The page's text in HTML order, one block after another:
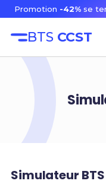
Promotion -42% se
BTS CCST
Simulateur BTS